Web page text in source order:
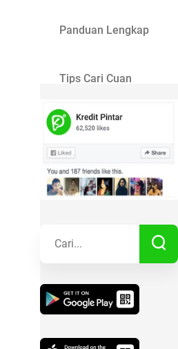
Panduan Lengkap
Tips Cari Cuan
Gaya Hidup
Kisah Sukses